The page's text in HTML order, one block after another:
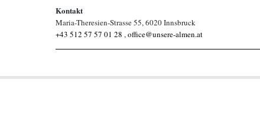
Kontakt
Maria-Theresien-Strasse 55, 6020 Innsbruck
+43 512 57 57 01 28 , office@unsere-almen.at